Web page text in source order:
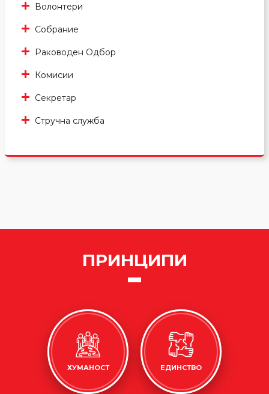
Волонтери
Собрание
Раководен Одбор
Комисии
Секретар
Стручна служба
ПРИНЦИПИ
ХУМАНОСТ ЕДИНСТВО